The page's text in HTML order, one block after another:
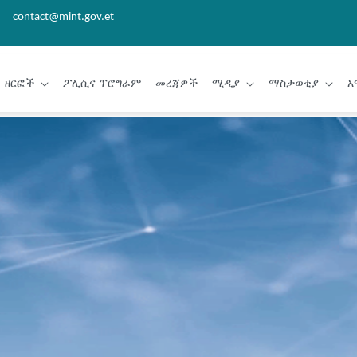
contact@mint.gov.et
ዘርፎች ፖሊሲና ፕሮግራም መረጃዎች ሚዲያ ማስታወቂያ